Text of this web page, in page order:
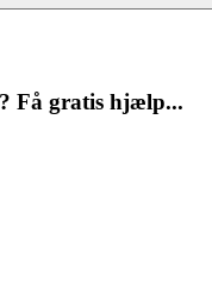
Få gratis hjælp...